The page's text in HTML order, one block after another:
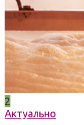
2
Актуально